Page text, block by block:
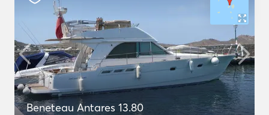
Beneteau Antares 13.80